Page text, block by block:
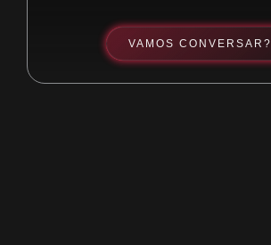
VAMOS CONVERSAR?